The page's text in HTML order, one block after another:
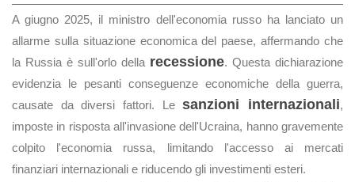
A giugno 2025, il ministro dell'economia russo ha lanciato un
allarme sulla situazione economica del paese, affermando che
la Russia è sull'orlo della recessione. Questa dichiarazione
evidenzia le pesanti conseguenze economiche della guerra,
causate da diversi fattori. Lesanzioni internazionali,
imposte in risposta all'invasione dell'Ucraina, hanno gravemente
colpito l'economia russa, limitando l'accesso ai mercati
finanziari internazionali e riducendo gli investimenti esteri.